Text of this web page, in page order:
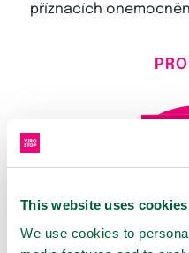
This website uses cookies
We use cookies to
příznacích